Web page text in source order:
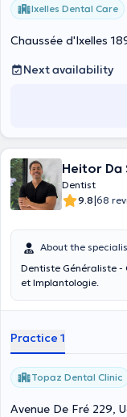
Ixelles Dental Care
Chaussée d'Ixelles
Next availability
Heitor Da
Dentist
9.8|68
About the
Dentiste Généraliste -
et Implantologie.
Practice 1
Topaz Dental Clinic
Avenue De Fré 229,